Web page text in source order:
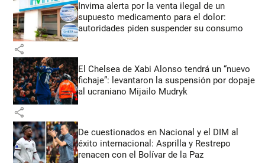
Invima alerta por la venta ilegal de un
supuesto medicamento para el dolor:
autoridades piden suspender su consumo
share
El Chelsea de Xabi Alonso tendrá un “nuevo
fichaje”: levantaron la suspensión por dopaje
al ucraniano Mijailo Mudryk
share
De cuestionados en Nacional y el DIM al
éxito internacional: Asprilla y Restrepo
renacen con el Bolívar de la Paz